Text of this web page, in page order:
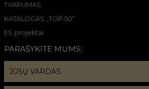
TVARUMAS
KATALOGAS „TOP 50“
ES projektai
PARAŠYKITE MUMS: